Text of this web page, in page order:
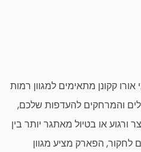
קקונן מתאימים למגוון רמות
והמרחקים להעדפות שלכם,
ורגוע או בטיול מאתגר יותר בין
לחקור, הפארק מציע מגוון